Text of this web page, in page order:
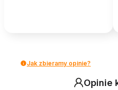
Jak zbieramy opinie?
Opinie